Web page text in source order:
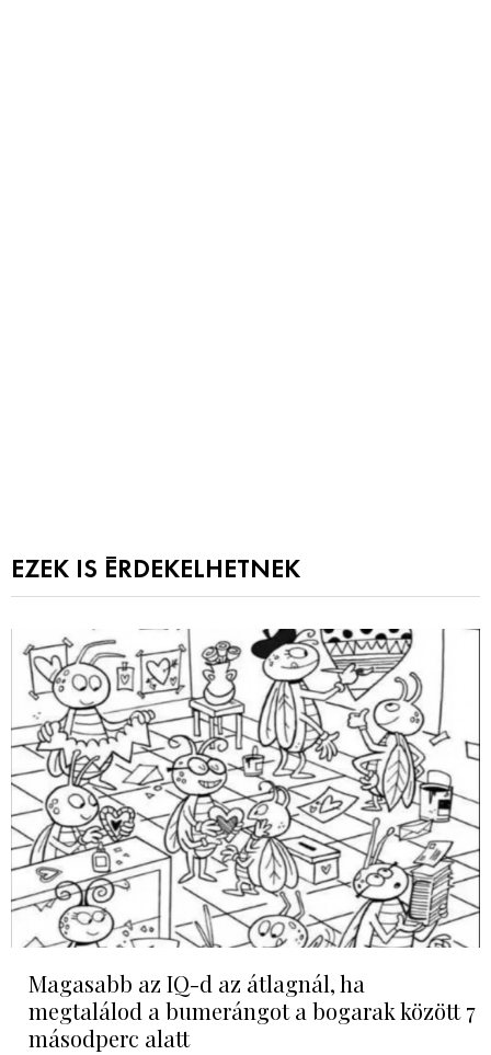
EZEK IS ÉRDEKELHETNEK
Magasabb az IQ-d az átlagnál, ha
megtalálod a bumerángot a bogarak között 7
másodperc alatt